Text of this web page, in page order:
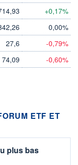
+0,17%
0,00%
27,6 -0,79%
74,09 -0,60%
ETF ET
plus bas